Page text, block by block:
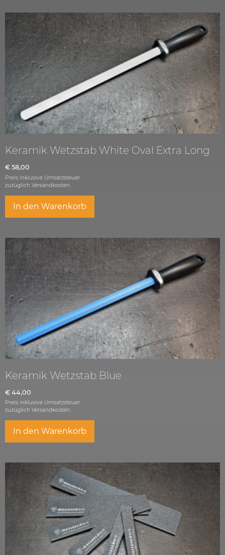
Keramik Wetzstab White Oval Extra Long
€ 58,00
Preis inklusive Umsatzsteuer
zuzüglich Versandkosten.
In den Warenkorb
Keramik Wetzstab Blue
€ 44,00
Preis inklusive Umsatzsteuer
zuzüglich Versandkosten.
In den Warenkorb